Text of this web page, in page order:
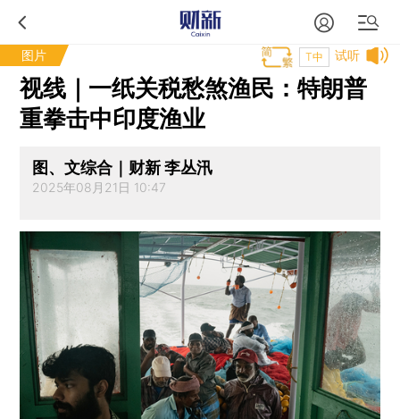
图片 试听
T中
视线｜一纸关税愁煞渔民：特朗普
重拳击中印度渔业
图、文综合｜财新 李丛汛
2025年08月21日 10:47